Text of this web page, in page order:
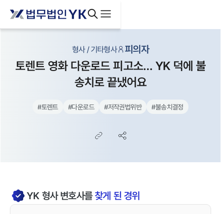
형사 / 기타형사 피의자
토렌트 영화 다운로드 피고소… YK 덕에 불
송치로 끝냈어요
#토렌트 #다운로드 #저작권법위반 #불송치결정
YK형사변호사를찾게 된 경위